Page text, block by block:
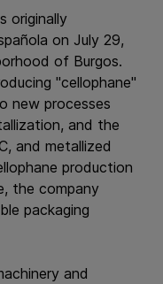
originally
on July 29,
of Burgos.
"cellophane"
new processes
and the
and metallized
production
the company
packaging
and